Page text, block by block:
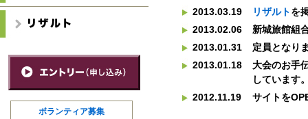
ボランティア募集
2013.03.19
リザルトを
2013.02.06
新城旅館組
2013.01.31
定員となり
2013.01.18
大会のお手
しています
2012.11.19
サイトを